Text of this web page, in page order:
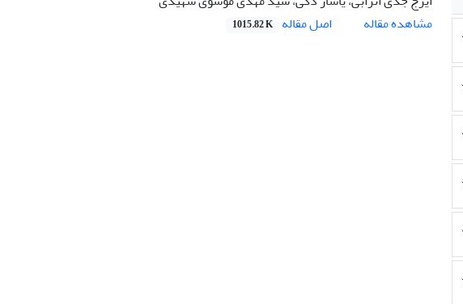
مشاهده مقاله
اصل مقاله 1015.82 K